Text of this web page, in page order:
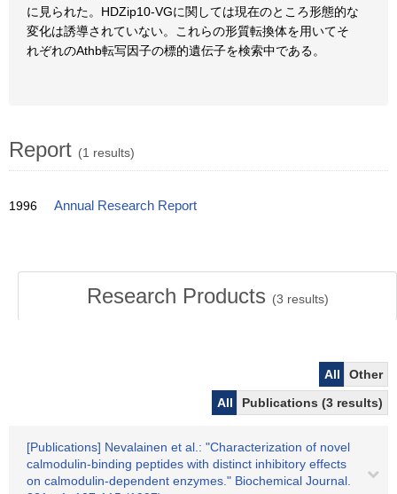
に見られた。HDZip10-VGに関しては現在のところ形態的な
変化は誘導されていない。これらの形質転換体を用いてそ
れぞれのAthb転写因子の標的遺伝子を検索中である。
Report (1 results)
1996 Annual Research Report
Research Products (3 results)
All
Other
All
Publications (3 results)
[Publications] Nevalainen et al.: "Characterization of novel
calmodulin-binding peptides with distinct inhibitory effects
on calmodulin-dependent enzymes." Biochemical Journal.